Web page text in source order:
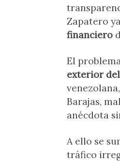
Zapatero
financiero
El
exterior
Barajas,
anécdota
A ello se
tráfico